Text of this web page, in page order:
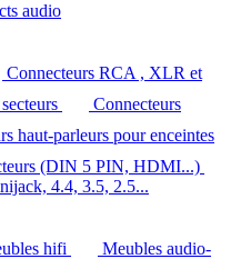
audio
Connecteurs RCA , XLR et
Connecteurs
haut-parleurs pour enceintes
(DIN 5 PIN, HDMI...)
4.4, 3.5, 2.5...
hifi
Meubles audio-